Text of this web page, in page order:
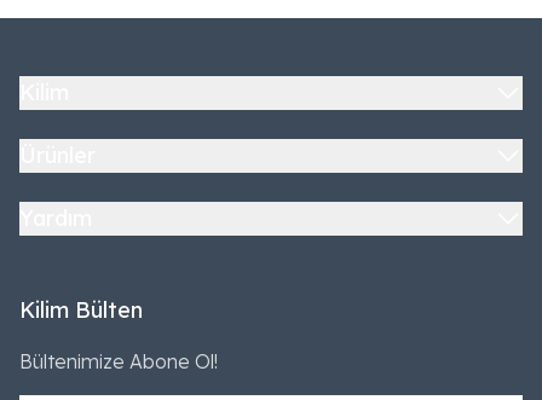
Kilim Bülten
Bültenimize Abone Ol!